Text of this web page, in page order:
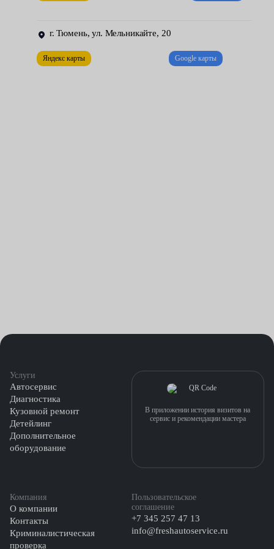
автомобиля.
г. Тюмень, ул. Мельникайте, 20
Яндекс карты Google карты
Услуги
Автосервис
Диагностика
Кузовной ремонт
Детейлинг
Дополнительное
оборудование
Компания
О компании
Контакты
Криминалистическая
проверка
Пользовательское
соглашение
+7 345 257 47 13
info@freshautoservice.ru
В приложении история визитов на
сервис и рекомендации мастера